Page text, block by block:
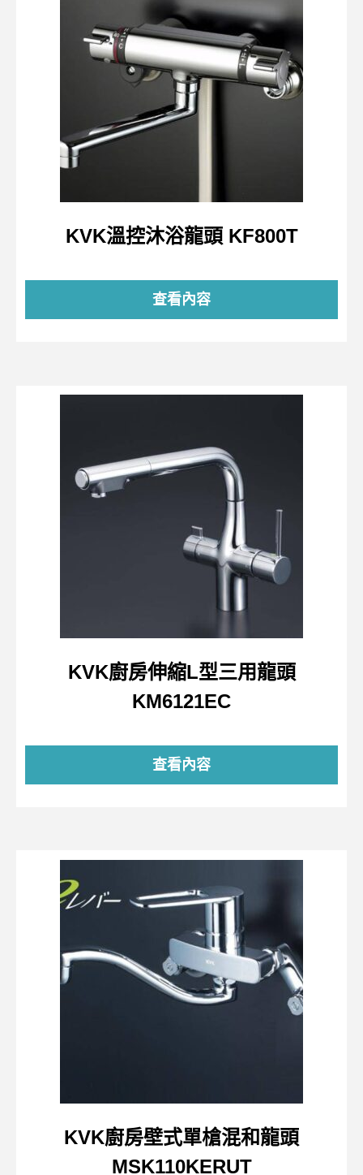
KVK溫控沐浴龍頭 KF800T
查看內容
KVK廚房伸縮L型三用龍頭
KM6121EC
查看內容
KVK廚房壁式單槍混和龍頭
MSK110KERUT